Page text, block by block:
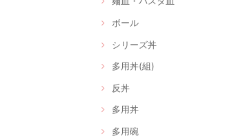
ボール
シリーズ丼
多用丼(組)
反丼
多用丼
多用碗